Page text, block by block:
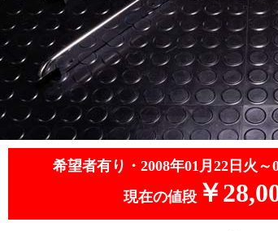
希望者有り・2008年01月22日火～
現在の値段 ￥